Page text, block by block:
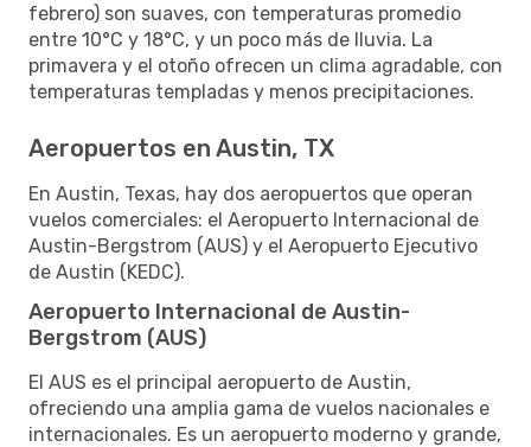
febrero) son suaves, con temperaturas promedio
entre 10°C y 18°C, y un poco más de lluvia. La
primavera y el otoño ofrecen un clima agradable, con
temperaturas templadas y menos precipitaciones.
Aeropuertos en Austin, TX
En Austin, Texas, hay dos aeropuertos que operan
vuelos comerciales: el Aeropuerto Internacional de
Austin-Bergstrom (AUS) y el Aeropuerto Ejecutivo
de Austin (KEDC).
Aeropuerto Internacional de Austin-
Bergstrom (AUS)
El AUS es el principal aeropuerto de Austin,
ofreciendo una amplia gama de vuelos nacionales e
internacionales. Es un aeropuerto moderno y grande,